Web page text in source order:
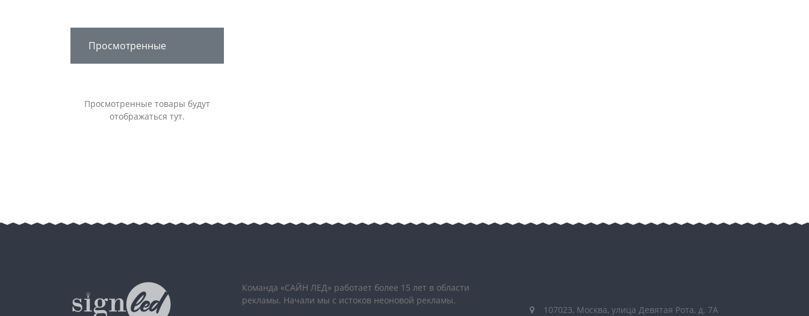
Просмотренные
Просмотренные товары будут
отображаться тут.
Команда «САЙН ЛЕД» работает более 15 лет в области
рекламы. Начали мы с истоков неоновой рекламы.
107023, Москва, улица Девятая Рота, д. 7А